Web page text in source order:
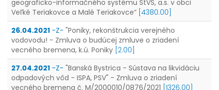
geograficko-informačného systému StVS, a.s. v obci
Veľké Teriakovce a Malé Teriakovce“ [4380.00]
26.04.2021 -Z- "Poniky, rekonštrukcia verejného
vodovodu! - Zmluva o budúcej zmluve o zriadení
vecného bremena, k.ú. Poniky [2.00]
27.04.2021 -Z- "Banská Bystrica - Sústava na likvidáciu
odpadových vôd - ISPA, PSV" - Zmluva o zriadení
vecného bremena č. M/2000010/0876/2021 [1326.00]